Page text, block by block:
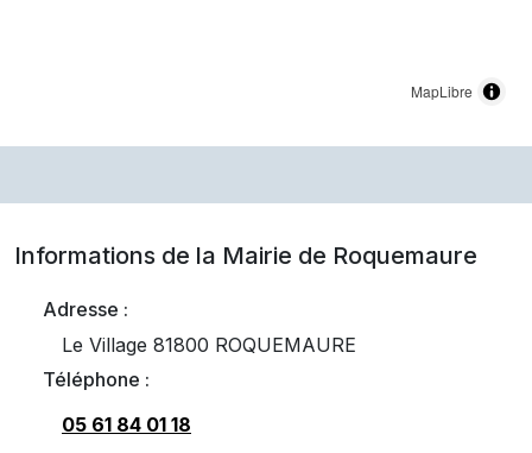
MapLibre
Informations de la Mairie de Roquemaure
Adresse :
Le Village 81800 ROQUEMAURE
Téléphone :
05 61 84 01 18